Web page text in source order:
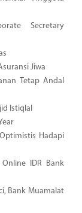
Secretary
Jiwa
Tetap Andal
Istiqlal
Hadapi
IDR Bank
Bank Muamalat